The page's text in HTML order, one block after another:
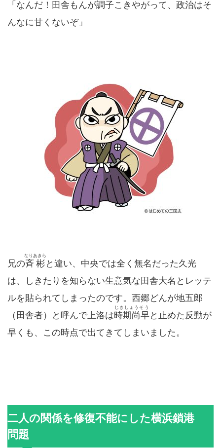
「なんだ！田舎もんが調子こきやがって、政治はそ
んなに甘くないぞ」
兄の斉彬
なりあきら
と違い、中央では全く無名だった久光
は、しきたりを知らない生意気な田舎大名とレッテ
ルを貼られてしまったのです。西郷どんが地五郎
（田舎者）と呼んで上洛は時期尚早
じきしょうそう
と止めた反動が
早くも、この時点で出てきてしまいました。
二人の関係を修復不能にした横浜鎖港
問題